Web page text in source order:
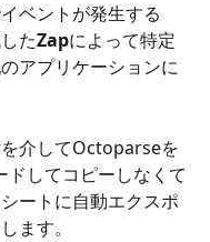
ベントが発生する
たZapによって特定
アプリケーションに
介してOctoparseを
してコピーしなくて
ートに自動エクスポ
ます。